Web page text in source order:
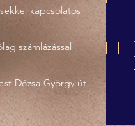
kapcsolatos
számlázással
Dózsa György út